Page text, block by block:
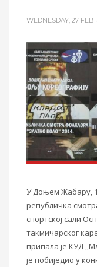
WEDNESDAY, 27
У Доњем Жабару,
републичка
спортској сали
такмичарског
припала је КУД
је побиједио у